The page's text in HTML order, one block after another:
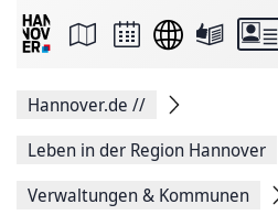
Seite
Facebook
teilen
Seitenlink
Hannover.de //
Leben in der Region Hannover
Verwaltungen & Kommunen